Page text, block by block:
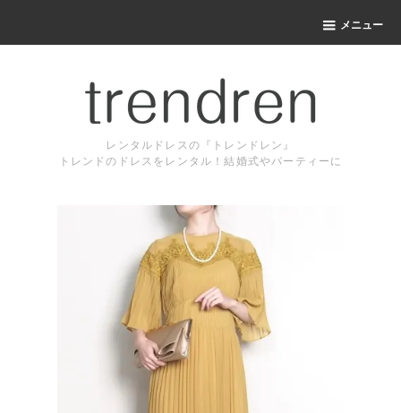
メニュー
レンタルドレスの『トレンドレン』
トレンドのドレスをレンタル！結婚式やパーティーに